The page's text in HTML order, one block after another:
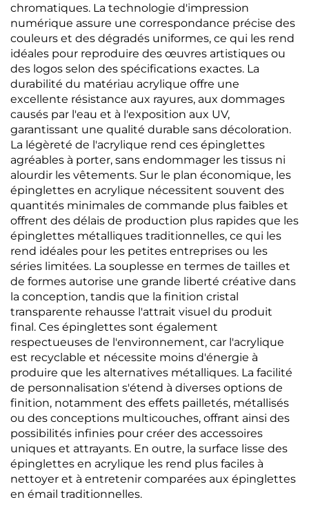
chromatiques. La technologie d'impression
numérique assure une correspondance précise des
couleurs et des dégradés uniformes, ce qui les rend
idéales pour reproduire des œuvres artistiques ou
des logos selon des spécifications exactes. La
durabilité du matériau acrylique offre une
excellente résistance aux rayures, aux dommages
causés par l'eau et à l'exposition aux UV,
garantissant une qualité durable sans décoloration.
La légèreté de l'acrylique rend ces épinglettes
agréables à porter, sans endommager les tissus ni
alourdir les vêtements. Sur le plan économique, les
épinglettes en acrylique nécessitent souvent des
quantités minimales de commande plus faibles et
offrent des délais de production plus rapides que les
épinglettes métalliques traditionnelles, ce qui les
rend idéales pour les petites entreprises ou les
séries limitées. La souplesse en termes de tailles et
de formes autorise une grande liberté créative dans
la conception, tandis que la finition cristal
transparente rehausse l'attrait visuel du produit
final. Ces épinglettes sont également
respectueuses de l'environnement, car l'acrylique
est recyclable et nécessite moins d'énergie à
produire que les alternatives métalliques. La facilité
de personnalisation s'étend à diverses options de
finition, notamment des effets pailletés, métallisés
ou des conceptions multicouches, offrant ainsi des
possibilités infinies pour créer des accessoires
uniques et attrayants. En outre, la surface lisse des
épinglettes en acrylique les rend plus faciles à
nettoyer et à entretenir comparées aux épinglettes
en émail traditionnelles.